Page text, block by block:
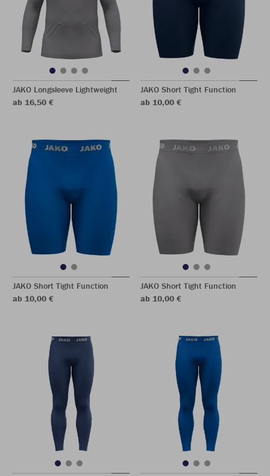
JAKO Longsleeve Lightweight
ab 16,50 €
JAKO Short Tight Function
ab 10,00 €
JAKO Short Tight Function
ab 10,00 €
JAKO Short Tight Function
ab 10,00 €